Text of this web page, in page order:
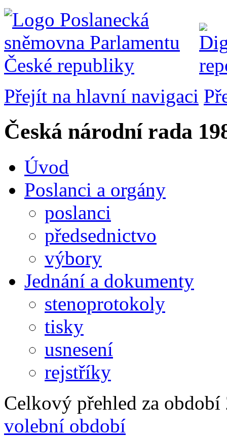
Přejít na hlavní navigaci
Česká národní rada
Úvod
Poslanci a orgány
poslanci
předsednictvo
výbory
Jednání a dokumenty
stenoprotokoly
tisky
usnesení
rejstříky
Celkový přehled za
volební období